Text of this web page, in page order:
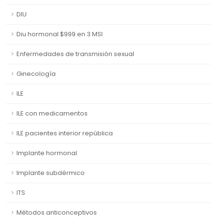
DIU
Diu hormonal $999 en 3 MSI
Enfermedades de transmisión sexual
Ginecología
ILE
ILE con medicamentos
ILE pacientes interior república
Implante hormonal
Implante subdérmico
ITS
Métodos anticonceptivos